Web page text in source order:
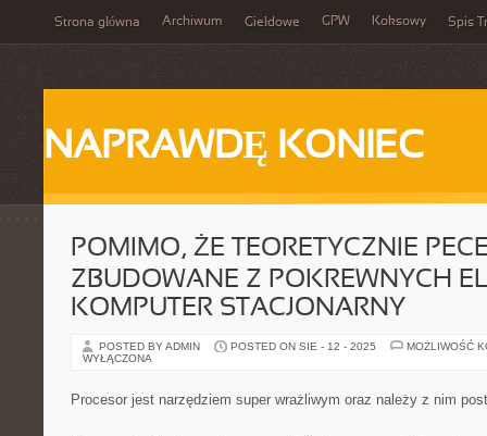
Strona główna Archiwum Giełdowe GPW Koksowy Spis
NAPRAWDĘ KONIEC
POMIMO, ŻE TEORETYCZNIE
ZBUDOWANE Z POKREWNYCH
KOMPUTER STACJONARNY
POSTED BY ADMIN POSTED ON SIE - 12 - 2025
MOŻLIWOŚĆ
WYŁĄCZONA
Procesor jest narzędziem super wrażliwym oraz należy z nim